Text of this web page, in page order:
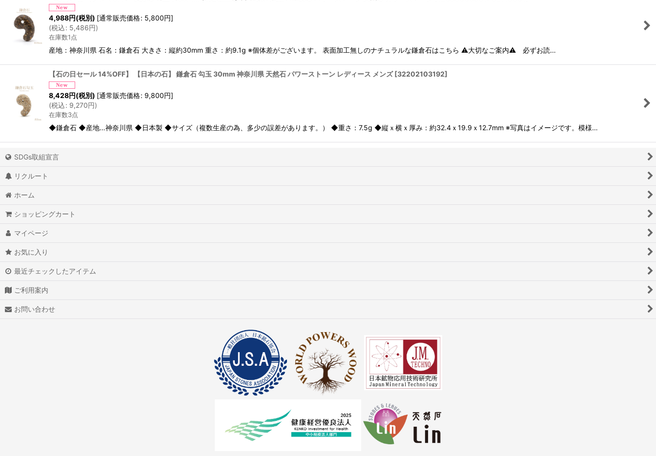
4,988円(税別) [通常販売価格: 5,800円]
(税込: 5,486円)
在庫数1点
産地：神奈川県 石名：鎌倉石 大きさ：縦約30mm 重さ：約9.1g ※個体差がございます。 表面加工無しのナチュラルな鎌倉石はこちら ⚠大切なご案内⚠ 必ずお読…
【石の日セール 14%OFF】 【日本の石】 鎌倉石 勾玉 30mm 神奈川県 天然石 パワーストーン レディース メンズ [32202103192]
8,428円(税別) [通常販売価格: 9,800円]
(税込: 9,270円)
在庫数3点
◆鎌倉石 ◆産地…神奈川県 ◆日本製 ◆サイズ（複数生産の為、多少の誤差があります。） ◆重さ：7.5g ◆縦ｘ横ｘ厚み：約32.4ｘ19.9ｘ12.7mm ※写真はイメージです。模様…
SDGs取組宣言
リクルート
ホーム
ショッピングカート
マイページ
お気に入り
最近チェックしたアイテム
ご利用案内
お問い合わせ